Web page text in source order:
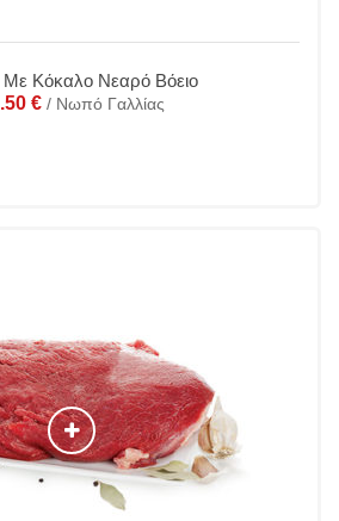
Με Κόκαλο Νεαρό Βόειο
€ / Νωπό Γαλλίας